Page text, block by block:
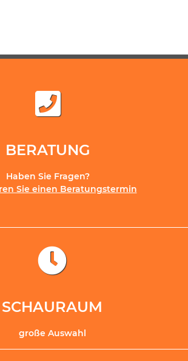
BERATUNG
Haben Sie Fragen?
Sie einen Beratungstermin
SCHAURAUM
große Auswahl